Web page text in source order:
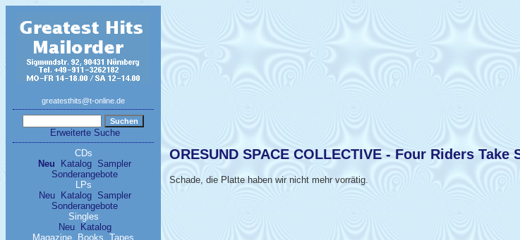
greatesthits@t-online.de
Erweiterte Suche
CDs
Neu
Katalog Sampler
Sonderangebote
LPs
Neu
Katalog
Sampler
Sonderangebote
Singles
Neu
Katalog
Magazine, Books, Tapes
ORESUND SPACE COLLECTIVE - Four Riders
Schade, die Platte haben wir nicht mehr vorrätig.